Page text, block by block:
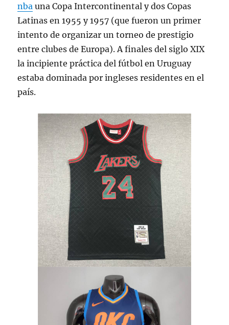
nba una Copa Intercontinental y dos Copas
Latinas en 1955 y 1957 (que fueron un primer
intento de organizar un torneo de prestigio
entre clubes de Europa). A finales del siglo XIX
la incipiente práctica del fútbol en Uruguay
estaba dominada por ingleses residentes en el
país.